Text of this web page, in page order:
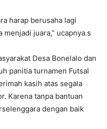
harap berusaha lagi
juara,” ucapnya.s
Desa Bonelalo dan
panitia turnamen Futsal
kasih atas segala
Karena tanpa bantuan
dengan baik